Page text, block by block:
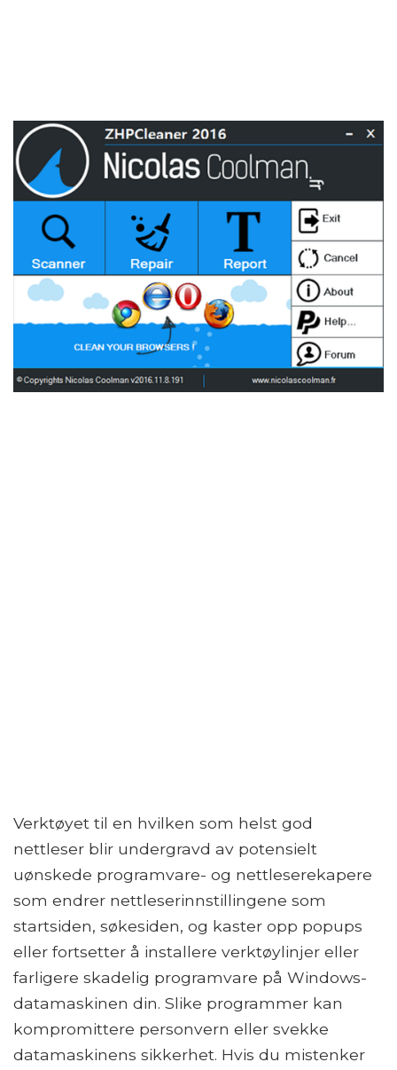
Verktøyet til en hvilken som helst god
nettleser blir undergravd av potensielt
uønskede programvare- og nettleserekapere
som endrer nettleserinnstillingene som
startsiden, søkesiden, og kaster opp popups
eller fortsetter å installere verktøylinjer eller
farligere skadelig programvare på Windows-
datamaskinen din. Slike programmer kan
kompromittere personvern eller svekke
datamaskinens sikkerhet. Hvis du mistenker